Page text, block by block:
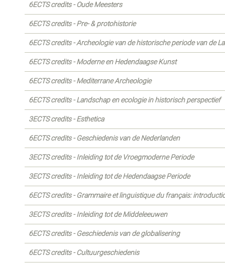
6ECTS credits - Oude Meesters
6ECTS credits - Pre- & protohistorie
6ECTS credits - Archeologie van de historische periode van de
6ECTS credits - Moderne en Hedendaagse Kunst
6ECTS credits - Mediterrane Archeologie
6ECTS credits - Landschap en ecologie in historisch perspectief
3ECTS credits - Esthetica
6ECTS credits - Geschiedenis van de Nederlanden
3ECTS credits - Inleiding tot de Vroegmoderne Periode
3ECTS credits - Inleiding tot de Hedendaagse Periode
6ECTS credits - Grammaire et linguistique du français:
3ECTS credits - Inleiding tot de Middeleeuwen
6ECTS credits - Geschiedenis van de globalisering
6ECTS credits - Cultuurgeschiedenis